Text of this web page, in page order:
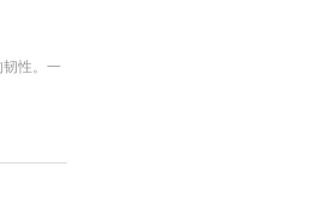
性。一